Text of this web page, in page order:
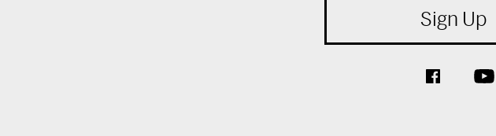
Sign Up